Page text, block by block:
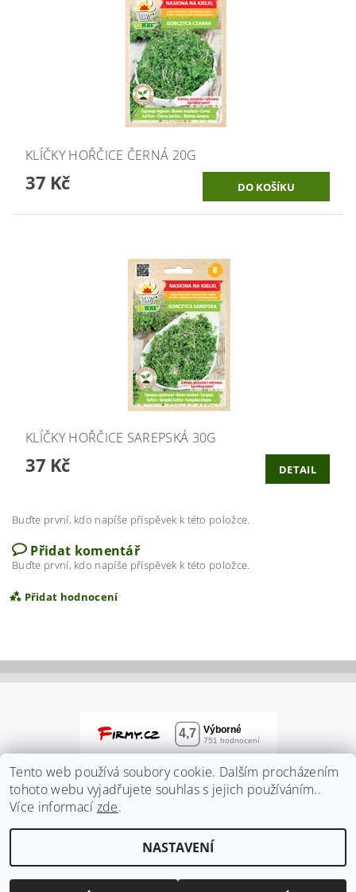
KLÍČKY HOŘČICE ČERNÁ 20G
37 Kč
KLÍČKY HOŘČICE SAREPSKÁ 30G
37 Kč DETAIL
Buďte první, kdo napíše příspěvek k této položce.
Přidat komentář
Buďte první, kdo napíše příspěvek k této položce.
Přidat hodnocení
Vložením hodnocení souhlasíte spodmínkami
ochrany osobních údajů
2026 ©Zahradnidum.cz, všechna práva vyhrazena
Tento web používá soubory cookie. Dalším procházením
tohoto webu vyjadřujete souhlas s jejich používáním..
Více informací zde.
NASTAVENÍ